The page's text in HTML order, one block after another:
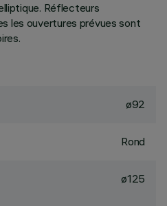
Réflecteurs
les ouvertures prévues sont
ø92
Rond
ø125